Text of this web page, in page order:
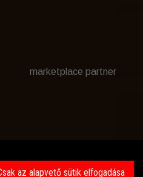
marketplace partner
az alapvető sütik elfogadása